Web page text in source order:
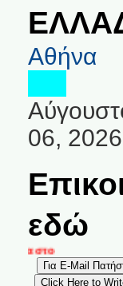
Αθήνα
06, 2026
εδώ
στο